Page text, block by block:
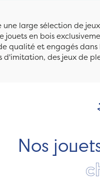
large sélection de
en bois
qualité et engagés
d'imitation, des jeux de
Nos